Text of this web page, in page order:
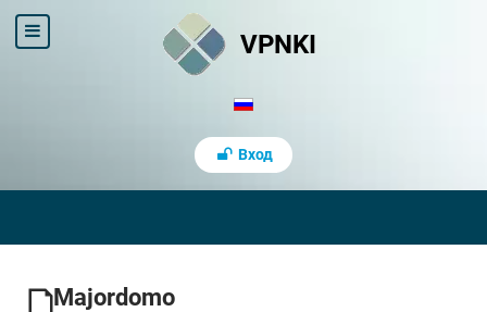
VPNKI
Вход
Majordomo